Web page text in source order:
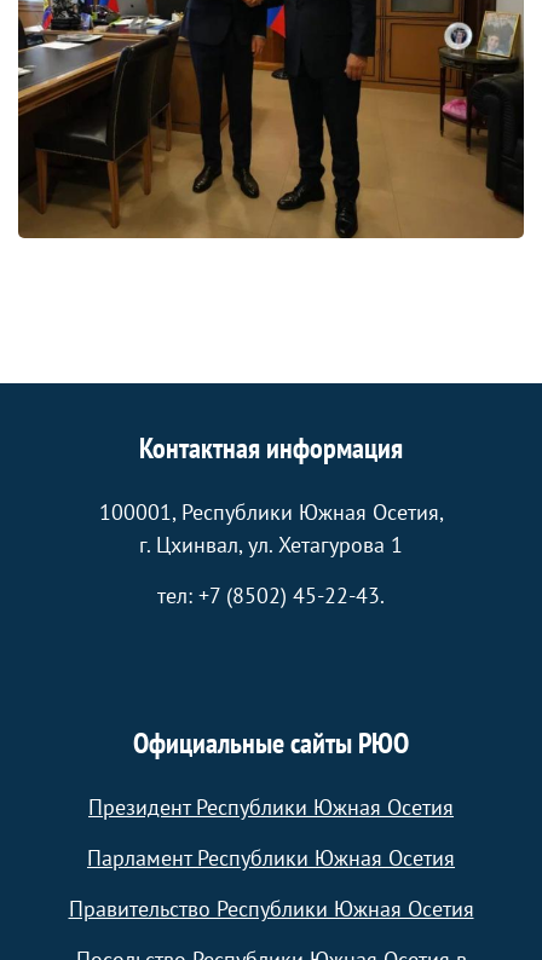
Контактная информация
100001, Республики Южная Осетия,
г. Цхинвал, ул. Хетагурова 1
тел: +7 (8502) 45-22-43.
Официальные сайты РЮО
Президент Республики Южная Осетия
Парламент Республики Южная Осетия
Правительство Республики Южная Осетия